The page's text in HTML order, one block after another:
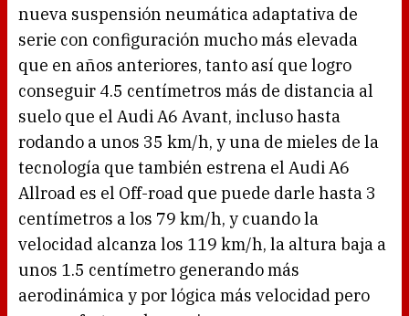
nueva suspensión neumática adaptativa de
serie con configuración mucho más elevada
que en años anteriores, tanto así que logro
conseguir 4.5 centímetros más de distancia al
suelo que el Audi A6 Avant, incluso hasta
rodando a unos 35 km/h, y una de mieles de la
tecnología que también estrena el Audi A6
Allroad es el Off-road que puede darle hasta 3
centímetros a los 79 km/h, y cuando la
velocidad alcanza los 119 km/h, la altura baja a
unos 1.5 centímetro generando más
aerodinámica y por lógica más velocidad pero